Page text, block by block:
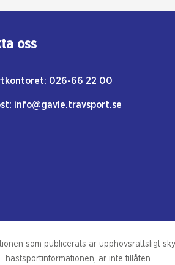
oss
026-66 22 00
info@gavle.travsport.se
som publicerats är upphovsrättsligt
hästsportinformationen, är inte tillåten.